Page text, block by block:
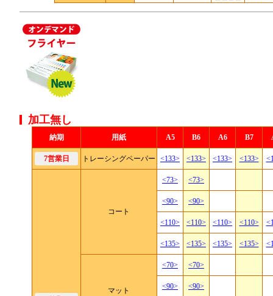
加工無し
納期 用紙 A5 B6 A6 B7
7営業日 トレーシングペーパー <133> <133> <133> <133>
コート
<73> <73>
<90> <90>
<110> <110> <110> <110>
<135> <135> <135> <135>
マット
<70> <70>
<90> <90>